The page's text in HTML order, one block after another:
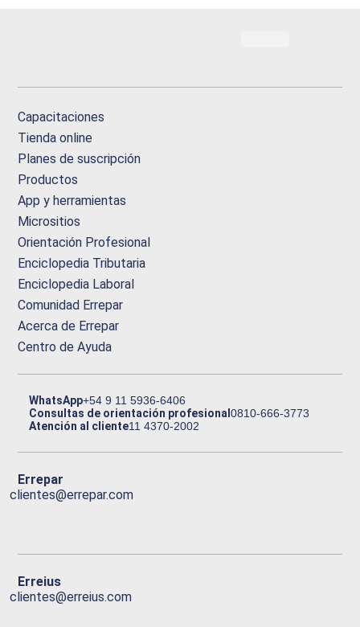
Capacitaciones
Tienda online
Planes de suscripción
Productos
App y herramientas
Micrositios
Orientación Profesional
Enciclopedia Tributaria
Enciclopedia Laboral
Comunidad Errepar
Acerca de Errepar
Centro de Ayuda
WhatsApp+54 9 11 5936-6406
Consultas de orientación profesional0810-666-3773
Atención al cliente11 4370-2002
Errepar
clientes@errepar.com
Erreius
clientes@erreius.com